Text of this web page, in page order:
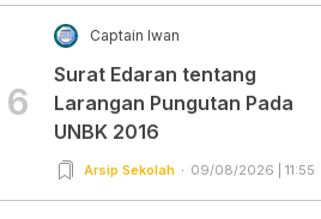
6
Captain Iwan
Surat Edaran tentang
Larangan Pungutan Pada
UNBK 2016
Arsip Sekolah 09/08/2026 | 11:55